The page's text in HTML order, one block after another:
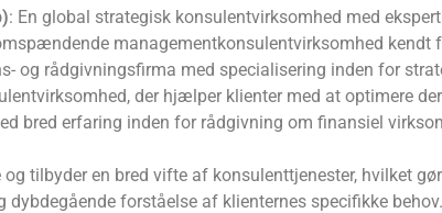
: En global strategisk konsulentvirksomhed med
managementkonsulentvirksomhed
og rådgivningsfirma med specialisering inden for
der hjælper klienter med at optimere
bred erfaring inden for rådgivning om finansiel
tilbyder en bred vifte af konsulenttjenester, hvilket
forståelse af klienternes specifikke behov.